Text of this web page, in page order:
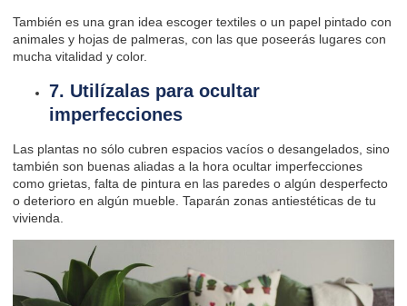
También es una gran idea escoger textiles o un papel pintado con
animales y hojas de palmeras, con las que poseerás lugares con
mucha vitalidad y color.
7. Utilízalas para ocultar
imperfecciones
Las plantas no sólo cubren espacios vacíos o desangelados, sino
también son buenas aliadas a la hora ocultar imperfecciones
como grietas, falta de pintura en las paredes o algún desperfecto
o deterioro en algún mueble. Taparán zonas antiestéticas de tu
vivienda.